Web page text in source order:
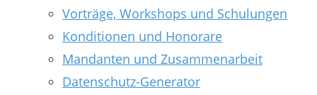
Vorträge, Workshops und Schulungen
Konditionen und Honorare
Mandanten und Zusammenarbeit
Datenschutz-Generator